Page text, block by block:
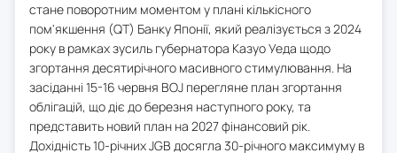
стане поворотним моментом у плані кількісного
пом'якшення (QT) Банку Японії, який реалізується з 2024
року в рамках зусиль губернатора Казуо Уеда щодо
згортання десятирічного масивного стимулювання. На
засіданні 15-16 червня BOJ перегляне план згортання
облігацій, що діє до березня наступного року, та
представить новий план на 2027 фінансовий рік.
Дохідність 10-річних JGB досягла 30-річного максимуму в